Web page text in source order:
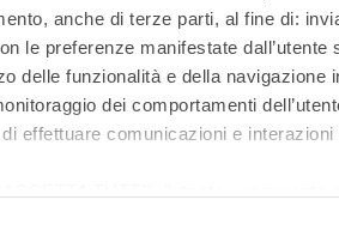
anche di terze parti, al fine di:
le preferenze manifestate dall’utente
delle funzionalità e della navigazione
dei comportamenti
di effettuare comunicazioni e
Sistema